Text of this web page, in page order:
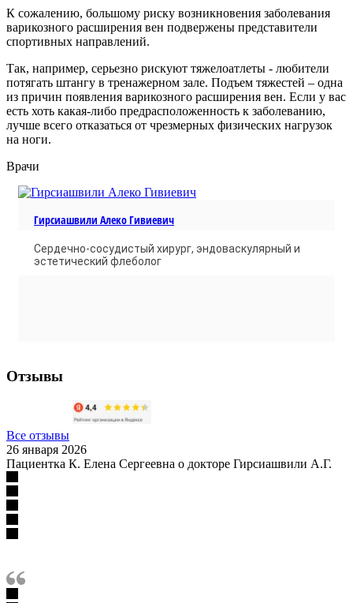
К сожалению, большому риску возникновения заболевания
варикозного расширения вен подвержены представители
спортивных направлений.
Так, например, серьезно рискуют тяжелоатлеты - любители
потягать штангу в тренажерном зале. Подъем тяжестей – одна
из причин появления варикозного расширения вен. Если у вас
есть хоть какая-либо предрасположенность к заболеванию,
лучше всего отказаться от чрезмерных физических нагрузок
на ноги.
Врачи
Гирсиашвили Алеко Гивиевич
Cердечно-сосудистый хирург, эндоваскулярный и
эстетический флеболог
Отзывы
Все отзывы
26 января 2026
Пациентка К. Елена Сергеевна о докторе Гирсиашвили А.Г.